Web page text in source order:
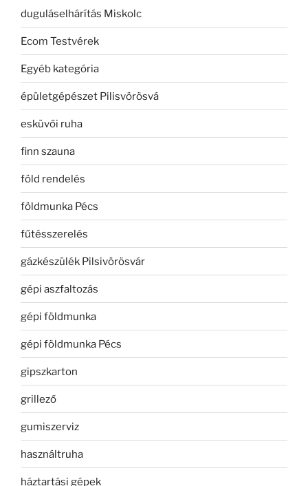
duguláselhárítás Miskolc
Ecom Testvérek
Egyéb kategória
épületgépészet Pilisvörösvá
esküvői ruha
finn szauna
föld rendelés
földmunka Pécs
fűtésszerelés
gázkészülék Pilsivörösvár
gépi aszfaltozás
gépi földmunka
gépi földmunka Pécs
gipszkarton
grillező
gumiszerviz
használtruha
háztartási gépek